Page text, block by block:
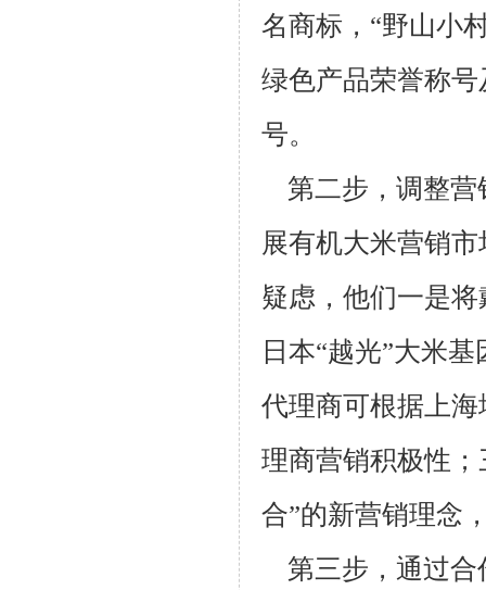
名商标，“野山小
绿色产品荣誉称
号。
第二步，调整营
展有机大米营销
疑虑，他们一是将
日本“越光”大米
代理商可根据上
理商营销积极性
合”的新营销理念
第三步，通过合